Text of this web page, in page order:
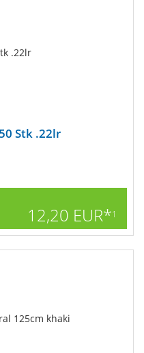
Stk .22lr
12,20 EUR*1